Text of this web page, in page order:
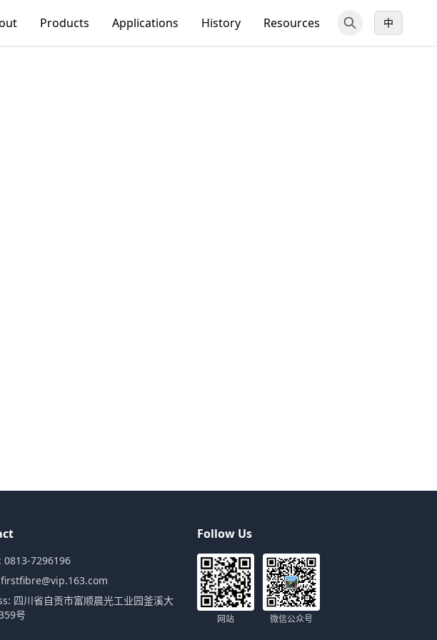
Products Applications History Resources 中
0813-7296196
firstfibre@vip.163.com
四川省自贡市富顺晨光工业园釜溪大
号
Follow Us
网站 微信公众号